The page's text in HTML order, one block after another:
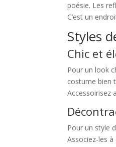
poésie. Les
C’est un
Styles
Chic et
Pour un look
costume bien
Accessoirisez
Pour un style
Associez-les